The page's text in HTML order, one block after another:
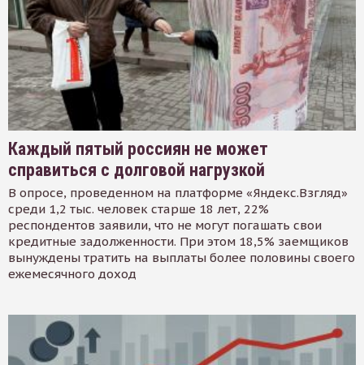
Каждый пятый россиян не может
справиться с долговой нагрузкой
В опросе, проведенном на платформе «Яндекс.Взгляд»
среди 1,2 тыс. человек старше 18 лет, 22%
респондентов заявили, что не могут погашать свои
кредитные задолженности. При этом 18,5% заемщиков
вынуждены тратить на выплаты более половины своего
ежемесячного доход